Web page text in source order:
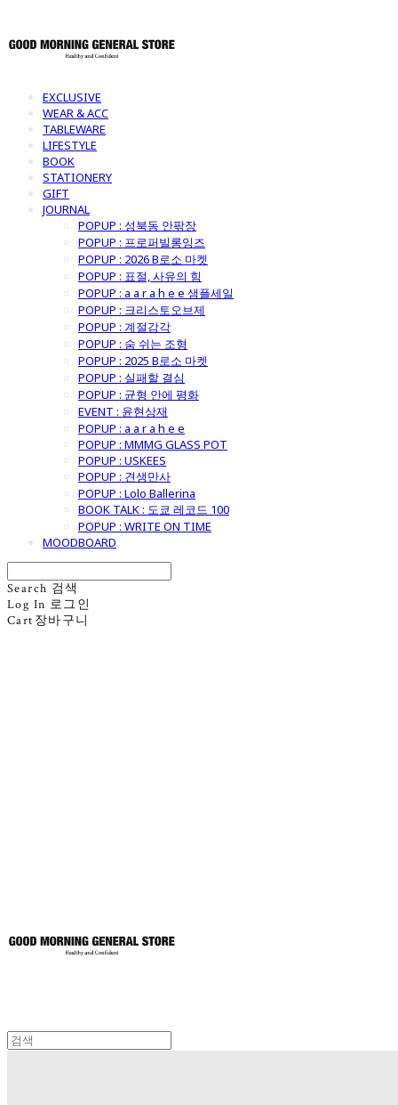
EXCLUSIVE
WEAR & ACC
TABLEWARE
LIFESTYLE
BOOK
STATIONERY
GIFT
JOURNAL
POPUP : 성북동 안팎장
POPUP : 프로퍼빌롱잉즈
POPUP : 2026 B로소 마켓
POPUP : 표절, 사유의 힘
POPUP : a a r a h e e 샘플세일
POPUP : 크리스토오브제
POPUP : 계절감각
POPUP : 숨 쉬는 조형
POPUP : 2025 B로소 마켓
POPUP : 실패할 결심
POPUP : 균형 안에 평화
EVENT : 윤현상재
POPUP : a a r a h e e
POPUP : MMMG GLASS POT
POPUP : USKEES
POPUP : 견생만사
POPUP : Lolo Ballerina
BOOK TALK : 도쿄 레코드 100
POPUP : WRITE ON TIME
MOODBOARD
Search 검색
Log In 로그인
Cart 장바구니